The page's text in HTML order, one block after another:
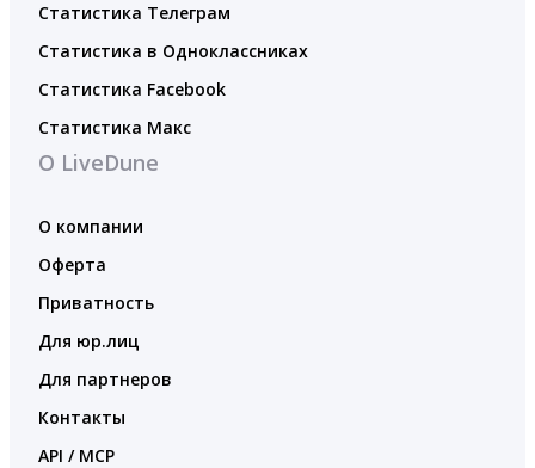
Статистика Телеграм
Статистика в Одноклассниках
Статистика Facebook
Статистика Макс
О LiveDune
О компании
Оферта
Приватность
Для юр.лиц
Для партнеров
Контакты
API / MCP